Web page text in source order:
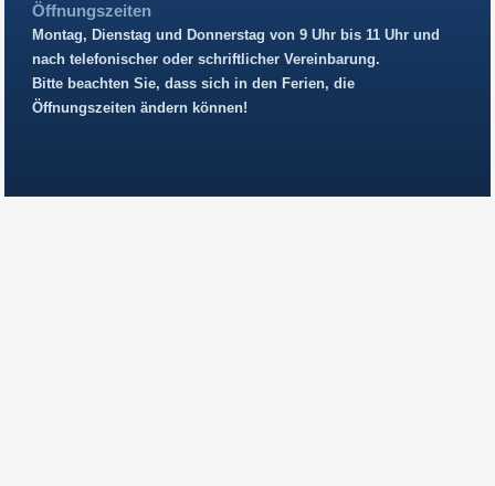
Öffnungszeiten
Montag, Dienstag und Donnerstag von 9 Uhr bis 11 Uhr und
nach telefonischer oder schriftlicher Vereinbarung.
Bitte beachten Sie, dass sich in den Ferien, die
Öffnungszeiten ändern können!